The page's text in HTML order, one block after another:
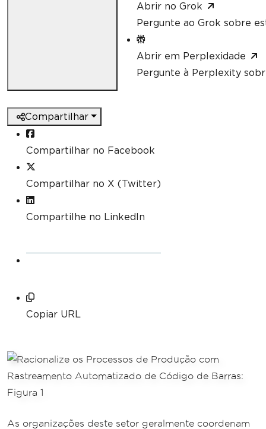
Abrir no Grok
Pergunte ao Grok sobre
Abrir em Perplexidade
Pergunte à Perplexity
Compartilhar
Compartilhar no Facebook
Compartilhar no X (Twitter)
Compartilhe no LinkedIn
Copiar URL
As organizações deste setor geralmente coordenam